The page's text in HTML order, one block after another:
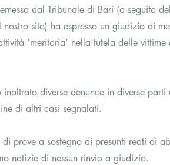
dal Tribunale di Bari (a seguito
sito) ha espresso un giudizio di
‘meritoria’ nella tutela delle vittime
diverse denunce in diverse parti
di altri casi segnalati.
prove a sostegno di presunti reati di
notizie di nessun rinvio a giudizio.